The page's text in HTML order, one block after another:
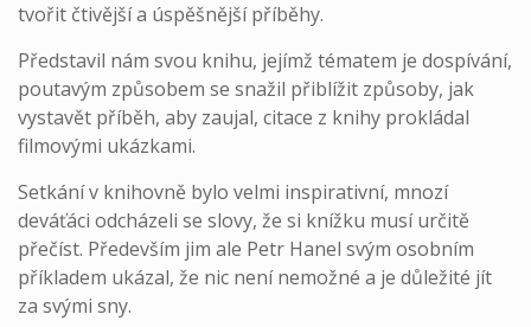
tvořit čtivější a úspěšnější příběhy.
Představil nám svou knihu, jejímž tématem je dospívání,
poutavým způsobem se snažil přiblížit způsoby, jak
vystavět příběh, aby zaujal, citace z knihy prokládal
filmovými ukázkami.
Setkání v knihovně bylo velmi inspirativní, mnozí
deváťáci odcházeli se slovy, že si knížku musí určitě
přečíst. Především jim ale Petr Hanel svým osobním
příkladem ukázal, že nic není nemožné a je důležité jít
za svými sny.